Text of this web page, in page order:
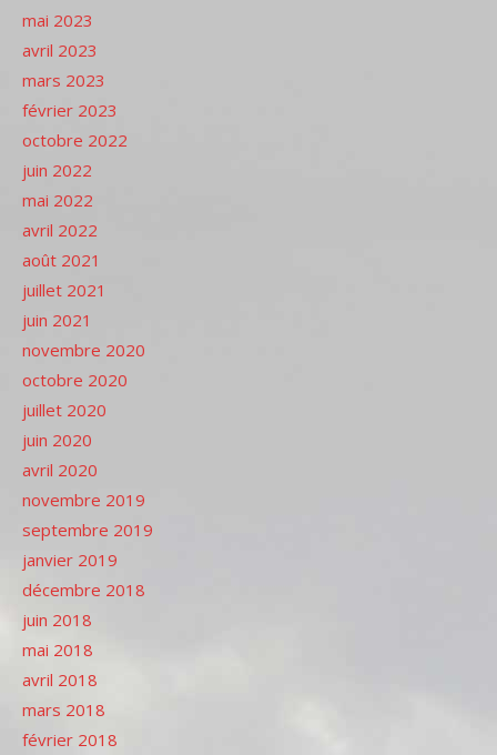
mai 2023
avril 2023
mars 2023
février 2023
octobre 2022
juin 2022
mai 2022
avril 2022
août 2021
juillet 2021
juin 2021
novembre 2020
octobre 2020
juillet 2020
juin 2020
avril 2020
novembre 2019
septembre 2019
janvier 2019
décembre 2018
juin 2018
mai 2018
avril 2018
mars 2018
février 2018